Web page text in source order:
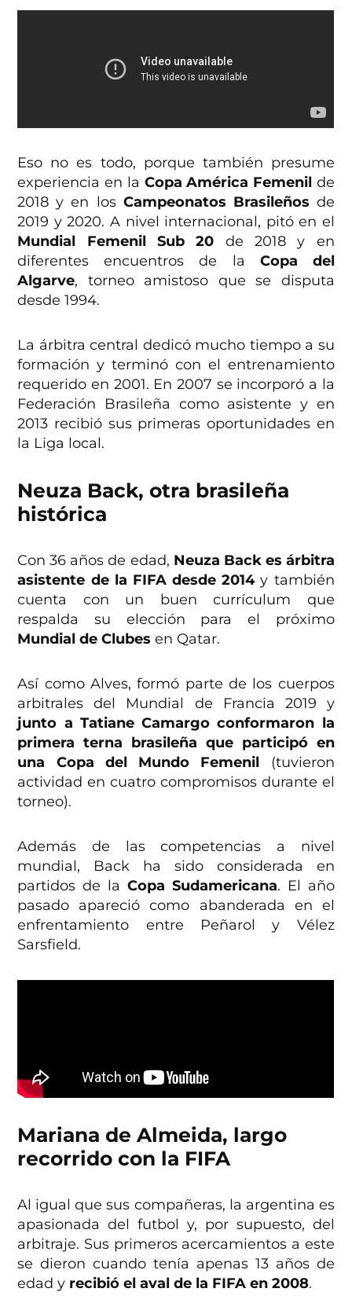
Eso no es todo, porque también presume
experiencia en la Copa América Femenil de
2018 y en los Campeonatos Brasileños de
2019 y 2020. A nivel internacional, pitó en el
Mundial Femenil Sub 20 de 2018 y en
diferentes encuentros de la Copa del
Algarve, torneo amistoso que se disputa
desde 1994.
La árbitra central dedicó mucho tiempo a su
formación y terminó con el entrenamiento
requerido en 2001. En 2007 se incorporó a la
Federación Brasileña como asistente y en
2013 recibió sus primeras oportunidades en
la Liga local.
Neuza Back, otra brasileña
histórica
Con 36 años de edad, Neuza Back es árbitra
asistente de la FIFA desde 2014y también
cuenta con un buen currículum que
respalda su elección para el próximo
Mundial de Clubes en Qatar.
Así como Alves, formó parte de los cuerpos
arbitrales del Mundial de Francia 2019 y
junto a Tatiane Camargo conformaron la
primera terna brasileña que participó en
una Copa del Mundo Femenil (tuvieron
actividad en cuatro compromisos durante el
torneo).
Además de las competencias a nivel
mundial, Back ha sido considerada en
partidos de la Copa Sudamericana. El año
pasado apareció como abanderada en el
enfrentamiento entre Peñarol y Vélez
Sarsfield.
Mariana de Almeida, largo
recorrido con la FIFA
Al igual que sus compañeras, la argentina es
apasionada del futbol y, por supuesto, del
arbitraje. Sus primeros acercamientos a este
se dieron cuando tenía apenas 13 años de
edad y recibió el aval de la FIFA en 2008.